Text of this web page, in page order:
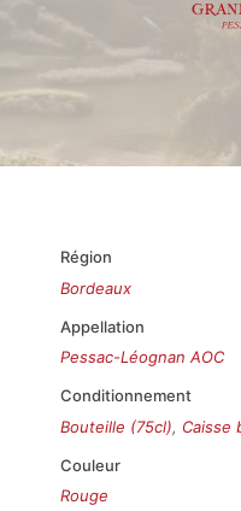
Région
Bordeaux
Appellation
Pessac-Léognan AOC
Conditionnement
Bouteille (75cl), Caisse
Couleur
Rouge